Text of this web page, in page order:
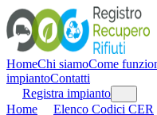
HomeChi siamoCome
impiantoContatti
Registra impianto
Home
Elenco Codici CER